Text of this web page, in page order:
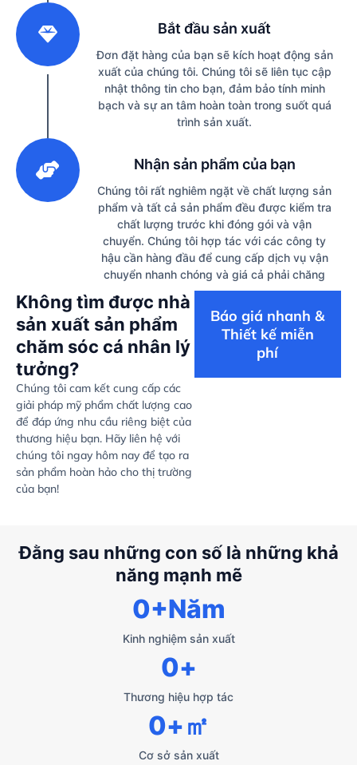
Bắt đầu sản xuất
Đơn đặt hàng của bạn sẽ kích hoạt động sản
xuất của chúng tôi. Chúng tôi sẽ liên tục cập
nhật thông tin cho bạn, đảm bảo tính minh
bạch và sự an tâm hoàn toàn trong suốt quá
trình sản xuất.
Nhận sản phẩm của bạn
Chúng tôi rất nghiêm ngặt về chất lượng sản
phẩm và tất cả sản phẩm đều được kiểm tra
chất lượng trước khi đóng gói và vận
chuyển. Chúng tôi hợp tác với các công ty
hậu cần hàng đầu để cung cấp dịch vụ vận
chuyển nhanh chóng và giá cả phải chăng
Không tìm được nhà
sản xuất sản phẩm
chăm sóc cá nhân lý
tưởng?
Chúng tôi cam kết cung cấp các
giải pháp mỹ phẩm chất lượng cao
để đáp ứng nhu cầu riêng biệt của
thương hiệu bạn. Hãy liên hệ với
chúng tôi ngay hôm nay để tạo ra
sản phẩm hoàn hảo cho thị trường
của bạn!
Báo giá nhanh &
Thiết kế miễn
phí
Đằng sau những con số là những khả
năng mạnh mẽ
Kinh nghiệm sản xuất
0+Năm
Thương hiệu hợp tác
0+
Cơ sở sản xuất
0+㎡